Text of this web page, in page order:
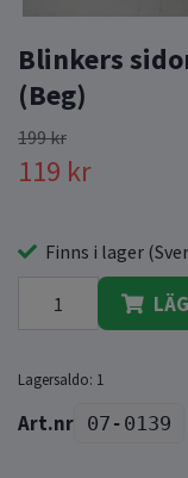
Blinkers
(Beg)
199 kr
119 kr
Finns i lager
Lagersaldo: 1
07-0139